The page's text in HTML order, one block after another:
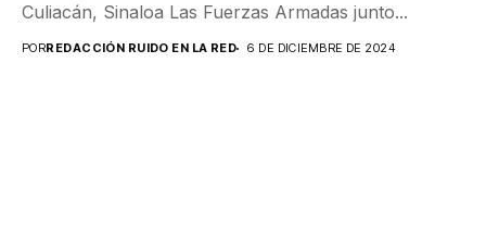
Culiacán, Sinaloa Las Fuerzas Armadas junto...
PORREDACCIÓN RUIDO EN LA RED 6 DE DICIEMBRE DE 2024